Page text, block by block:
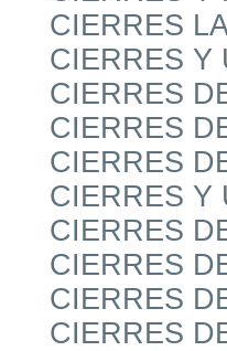
CIERRES
CIERRES Y
CIERRES
CIERRES
CIERRES
CIERRES Y
CIERRES
CIERRES
CIERRES
CIERRES